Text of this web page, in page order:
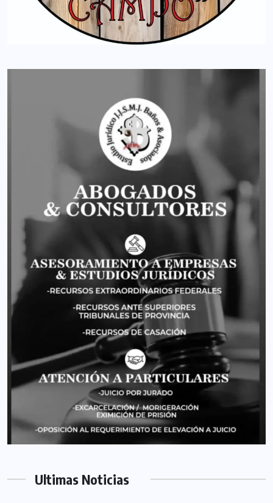
Ultimas Noticias